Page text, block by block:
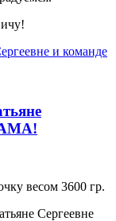
весом 3600 гр.
Сергеевне